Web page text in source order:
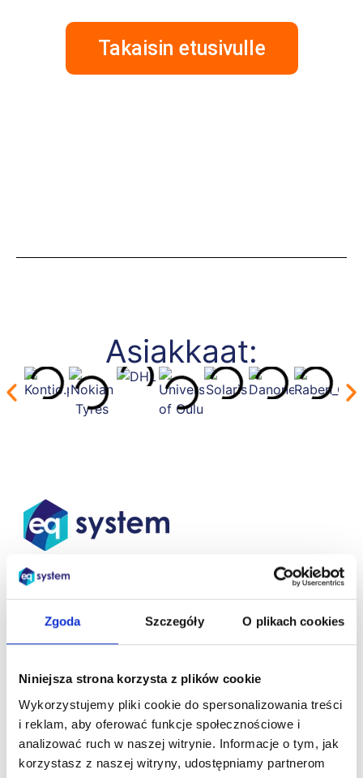
Zgoda Szczegóły O plikach cookies
Niniejsza strona korzysta z plików cookie
Wykorzystujemy pliki cookie do spersonalizowania treści
i reklam, aby oferować funkcje społecznościowe i
analizować ruch w naszej witrynie. Informacje o tym, jak
korzystasz z naszej witryny, udostępniamy partnerom
Takaisin etusivulle
Asiakkaat:
Yhteystiedot:
eq system scandinavia oy
eq system sp. z o.o.
ul. św. Antoniego 50
41-303 Dąbrowa Górnicza, Puola
NIP PL6292263139
KRS 0000175772